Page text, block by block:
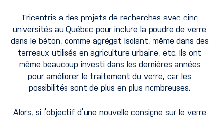
Tricentris a des projets de recherches avec cinq
universités au Québec pour inclure la poudre de verre
dans le béton, comme agrégat isolant, même dans des
terreaux utilisés en agriculture urbaine, etc. Ils ont
même beaucoup investi dans les dernières années
pour améliorer le traitement du verre, car les
possibilités sont de plus en plus nombreuses.
Alors, si l’objectif d’une nouvelle consigne sur le verre